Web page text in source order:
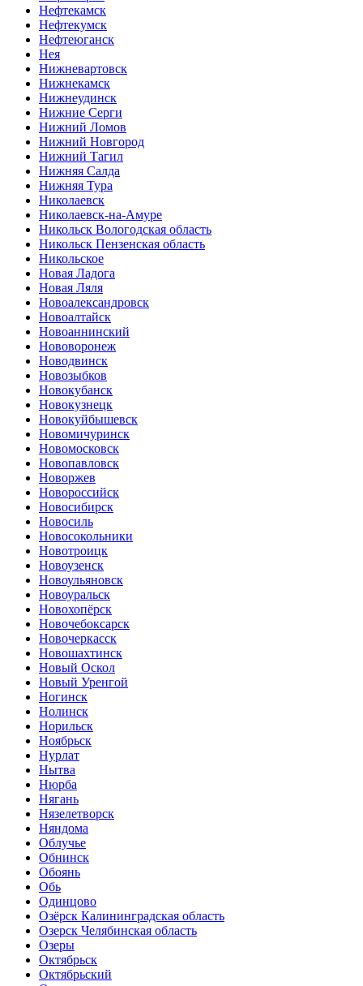
Нефтекамск
Нефтекумск
Нефтеюганск
Нея
Нижневартовск
Нижнекамск
Нижнеудинск
Нижние Серги
Нижний Ломов
Нижний Новгород
Нижний Тагил
Нижняя Салда
Нижняя Тура
Николаевск
Николаевск-на-Амуре
Никольск Вологодская область
Никольск Пензенская область
Никольское
Новая Ладога
Новая Ляля
Новоалександровск
Новоалтайск
Новоаннинский
Нововоронеж
Новодвинск
Новозыбков
Новокубанск
Новокузнецк
Новокуйбышевск
Новомичуринск
Новомосковск
Новопавловск
Новоржев
Новороссийск
Новосибирск
Новосиль
Новосокольники
Новотроицк
Новоузенск
Новоульяновск
Новоуральск
Новохопёрск
Новочебоксарск
Новочеркасск
Новошахтинск
Новый Оскол
Новый Уренгой
Ногинск
Нолинск
Норильск
Ноябрьск
Нурлат
Нытва
Нюрба
Нягань
Нязелетворск
Няндома
Облучье
Обнинск
Обоянь
Обь
Одинцово
Озёрск Калининградская область
Озерск Челябинская область
Озеры
Октябрьск
Октябрьский